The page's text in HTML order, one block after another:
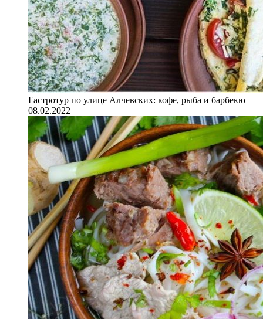
Гастротур по улице Алчевских: кофе, рыба и барбекю
08.02.2022